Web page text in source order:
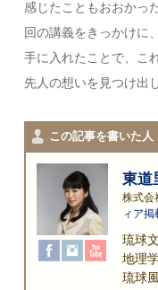
感じたこともおおかっ
回の講義をきっかけに
手に入れたことで、こ
先人の想いを見つけ出
この記事を書いた人
東道
株式会
ィア掲
琉球
地理
琉球